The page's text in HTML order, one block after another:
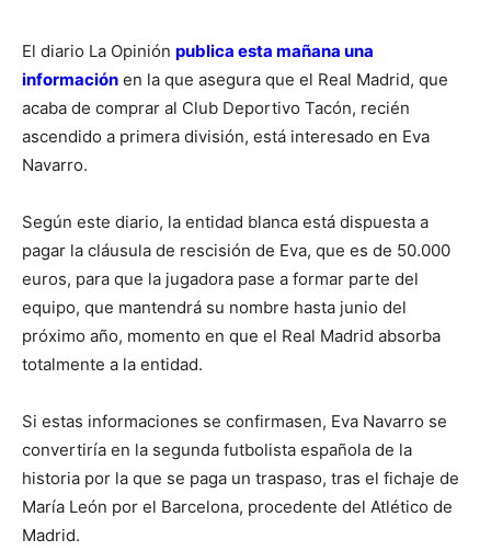
El diario La Opinión publica esta mañana una
información en la que asegura que el Real Madrid, que
acaba de comprar al Club Deportivo Tacón, recién
ascendido a primera división, está interesado en Eva
Navarro.
Según este diario, la entidad blanca está dispuesta a
pagar la cláusula de rescisión de Eva, que es de 50.000
euros, para que la jugadora pase a formar parte del
equipo, que mantendrá su nombre hasta junio del
próximo año, momento en que el Real Madrid absorba
totalmente a la entidad.
Si estas informaciones se confirmasen, Eva Navarro se
convertiría en la segunda futbolista española de la
historia por la que se paga un traspaso, tras el fichaje de
María León por el Barcelona, procedente del Atlético de
Madrid.